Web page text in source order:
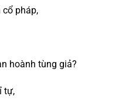
pháp,
hoành tùng giả?
tự,